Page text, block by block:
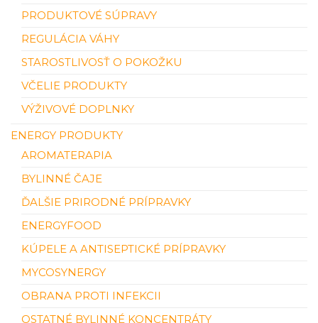
PRODUKTOVÉ SÚPRAVY
REGULÁCIA VÁHY
STAROSTLIVOSŤ O POKOŽKU
VČELIE PRODUKTY
VÝŽIVOVÉ DOPLNKY
ENERGY PRODUKTY
AROMATERAPIA
BYLINNÉ ČAJE
ĎALŠIE PRIRODNÉ PRÍPRAVKY
ENERGYFOOD
KÚPELE A ANTISEPTICKÉ PRÍPRAVKY
MYCOSYNERGY
OBRANA PROTI INFEKCII
OSTATNÉ BYLINNÉ KONCENTRÁTY